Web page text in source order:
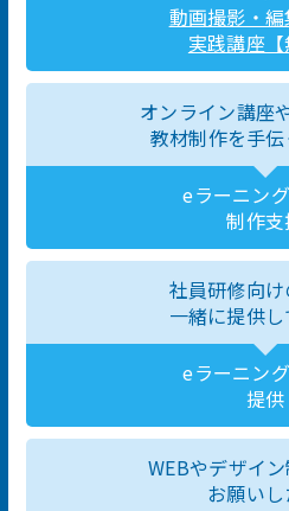
動画撮影・
実践講座【
オンライン講座
教材制作を手
eラーニン
制作
社員研修向
一緒に提供
eラーニン
提供
WEBやデザイ
お願い